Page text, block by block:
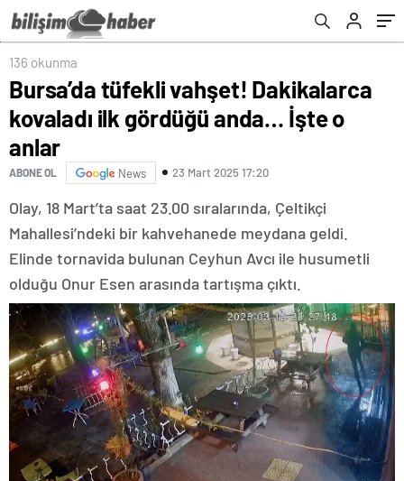
136 okunma
Bursa’da tüfekli vahşet! Dakikalarca
kovaladı ilk gördüğü anda… İşte o
anlar
ABONE OL News 23 Mart 2025 17:20
Olay, 18 Mart’ta saat 23.00 sıralarında, Çeltikçi
Mahallesi’ndeki bir kahvehanede meydana geldi.
Elinde tornavida bulunan Ceyhun Avcı ile husumetli
olduğu Onur Esen arasında tartışma çıktı.
şüphesi vurgusu!